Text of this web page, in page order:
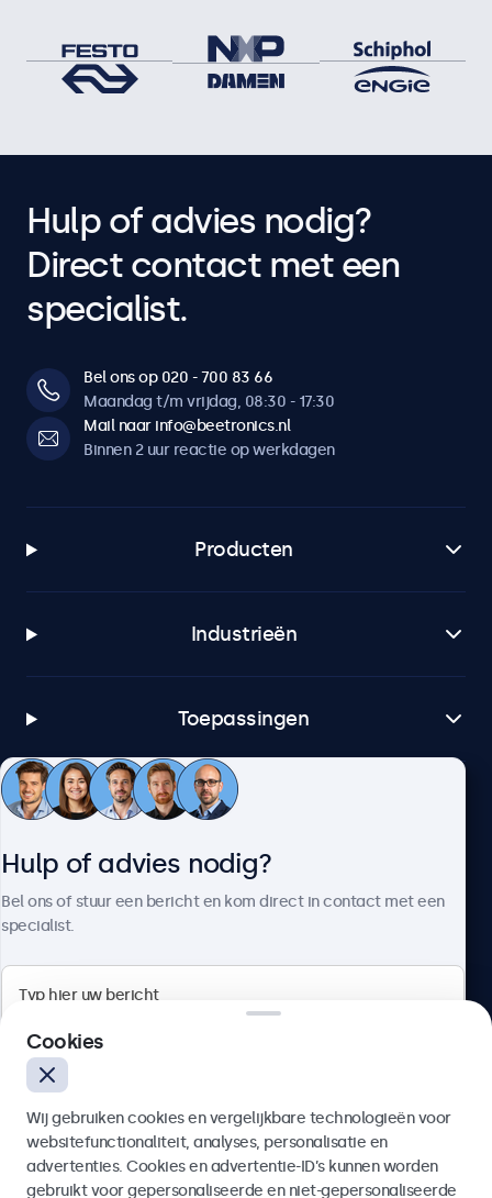
Hulp of advies nodig?
Direct contact met een
specialist.
Bel ons op 020 - 700 83 66
Maandag t/m vrijdag, 08:30 - 17:30
Mail naar info@beetronics.nl
Binnen 2 uur reactie op werkdagen
Producten
Industrieën
Toepassingen
Klantenservice
4.8/5 door 5000+ bedrijven
Nederlands
Hulp of advies nodig?
Bel ons of stuur een bericht en kom direct in contact met een
specialist.
Cookies
Wij gebruiken cookies en vergelijkbare technologieën voor
websitefunctionaliteit, analyses, personalisatie en
advertenties. Cookies en advertentie-ID’s kunnen worden
gebruikt voor gepersonaliseerde en niet-gepersonaliseerde